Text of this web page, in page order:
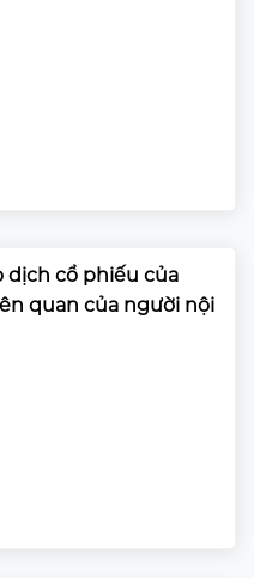
dịch cổ phiếu của
quan của người nội